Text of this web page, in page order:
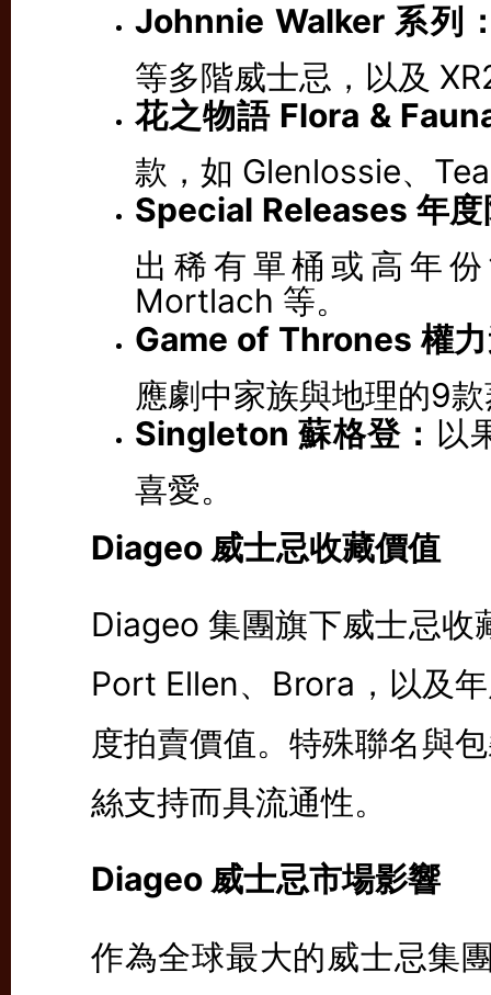
Johnnie Walker 系列
等多階威士忌，以及
花之物語 Flora &
款，如 Glenlossie、
Special Releases 年
出稀有單桶或高年
Mortlach 等。
Game of Thrones 權
應劇中家族與地理的9
Singleton 蘇格登： 以
喜愛。
Diageo 威士忌收藏價值
Diageo 集團旗下威士忌收
Port Ellen、Brora，以及
度拍賣價值。特殊聯名與
絲支持而具流通性。
Diageo 威士忌市場影響
作為全球最大的威士忌集